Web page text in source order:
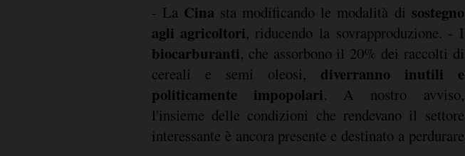
- La Cina sta modificando le modalità di sostegno
agli agricoltori, riducendo la sovrapproduzione. - I
biocarburanti, che assorbono il 20% dei raccolti di
cereali e semi oleosi, diverranno inutili e
politicamente impopolari. A nostro avviso,
l'insieme delle condizioni che rendevano il settore
interessante è ancora presente e destinato a perdurare